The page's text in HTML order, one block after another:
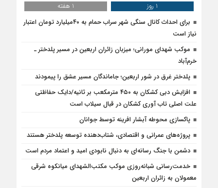
1 روز
1 هفته
برای احداث کانال سنگی شهر سراب حمام به ۴۰میلیارد تومان اعتبار
نیاز است
موکب شهدای مورانی؛ میزبان زائران اربعین در مسیر پلدختر ـ
خرم‌آباد
پلدختر غرق در شور اربعین؛ جاماندگان مسیر عشق را پیمودند
افزایش دبی کشکان به ۴۵۰ مترمکعب بر ثانیه/دایک حفاظتی
علت اصلی تاب آوری کشکان در قبال سیلاب است
پاکسازی محوطه آبشار افرینه توسط جوانان
پروژه‌های عمرانی و اقتصادی، شتاب‌دهنده توسعه پلدختر هستند
دشمن با جنگ رسانه‌ای به دنبال نابودی امید و اعتماد مردم است
خدمت‌رسانی شبانه‌روزی موکب مکتب‌الشهدای میانکوه شرقی
معمولان به زائران اربعین